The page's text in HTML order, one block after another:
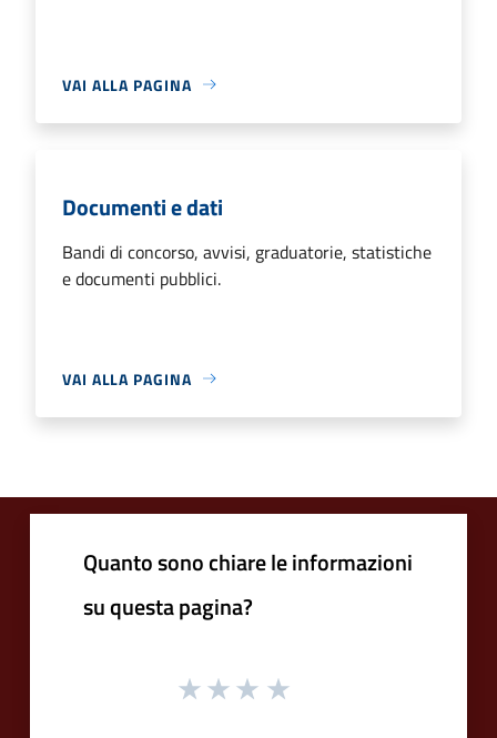
VAI ALLA PAGINA
Documenti e dati
Bandi di concorso, avvisi, graduatorie, statistiche
e documenti pubblici.
VAI ALLA PAGINA
Quanto sono chiare le informazioni
su questa pagina?